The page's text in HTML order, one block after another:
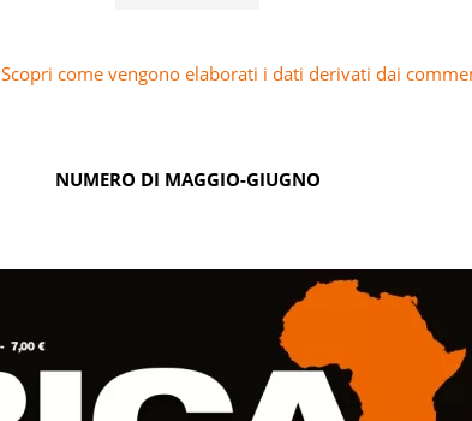
Scopri come vengono elaborati i dati derivati dai
NUMERO DI MAGGIO-GIUGNO